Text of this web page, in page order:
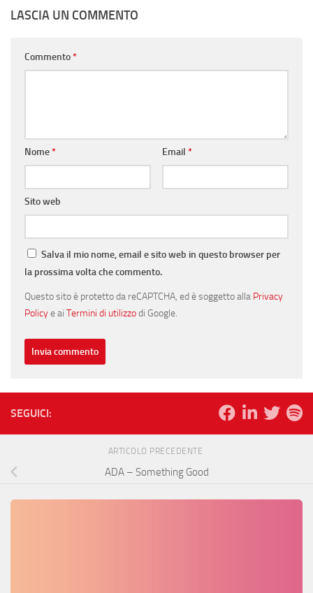
LASCIA UN COMMENTO
Commento*
Nome* Email *
Sito web
Salva il mio nome, email e sito web in questo browser per
la prossima volta che commento.
Questo sito è protetto da reCAPTCHA, ed è soggetto alla Privacy
Policye ai Termini di utilizzodi Google.
SEGUICI:
ARTICOLO PRECEDENTE
ADA – Something Good